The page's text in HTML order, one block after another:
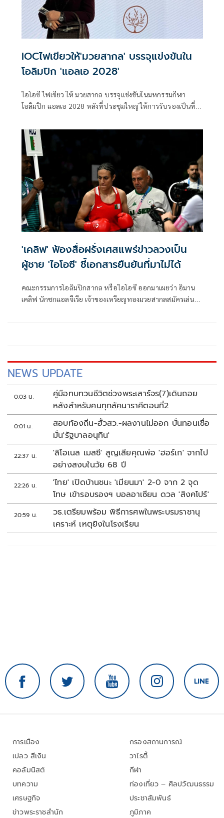
IOCไฟเขียวให้'มวยสากล' บรรจุแข่งขันใน
โอลิมปิก 'แอลเอ 2028'
ไอโอซี ไฟเขียว ให้ มวยสากล บรรจุแข่งขันในมหกรรมกีฬา
โอลิมปิก แอลเอ 2028 หลังที่ประชุมใหญ่ ให้การรับรองเป็นที่
'เคลิฟ' ฟ้องสื่อฝรั่งเศสแพร่ข่าวลวงเป็น
ผู้ชาย 'ไอโอซี' ชี้เอกสารยืนยันที่มาไม่ได้
คณะกรรมการโอลิมปิกสากล หรือไอโอซี ออกมาเผยว่า อิมาน
เคลิฟ นักชกแอลจีเรีย เจ้าของเหรียญทองมวยสากลสมัครเล่น
NEWS UPDATE
0:03 น.
คู่มือทบทวนชีวิตช่วงพระเสาร์จร(7)เดินถอย
หลังสำหรับคนทุกลัคนาราศีตอนที่2
0:01 น.
สอบท้องถิ่น-ฮั้วสว.-ผลงานไม่ออก บั่นทอนเชื่อ
มั่น'รัฐบาลอนุทิน'
22:37 น.
'ลิโอเนล เมสซี' สูญเสียคุณพ่อ 'ฮอร์เก' จากไป
อย่างสงบในวัย 68 ปี
22:26 น.
'ไทย' เปิดบ้านชนะ 'เมียนมา' 2-0 จาก 2 จุด
โทษ เข้ารอบรองฯ บอลอาเซียน ดวล 'สิงคโปร์'
20:59 น.
วธ.เตรียมพร้อม พิธีการศพในพระบรมราชานุ
เคราะห์ เหตุยิงในโรงเรียน
การเมือง
เปลว สีเงิน
คอลัมนิสต์
บทความ
เศรษฐกิจ
ข่าวพระราชสำนัก
กรองสถานการณ์
วาไรตี้
กีฬา
ท่องเที่ยว – ศิลปวัฒนธรรม
ประชาสัมพันธ์
ภูมิภาค